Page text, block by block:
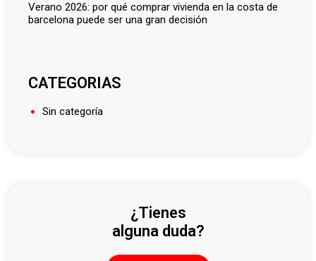
verano 2026: por qué comprar vivienda en la costa de
barcelona puede ser una gran decisión
CATEGORIAS
Sin categoría
¿Tienes
alguna duda?